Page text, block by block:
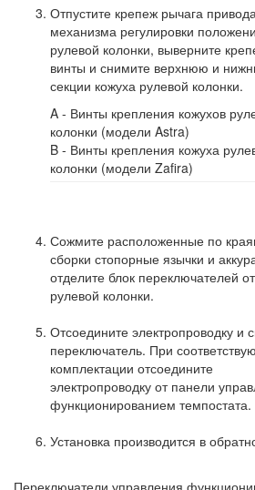
Отпустите крепеж рычага привода
механизма регулировки
рулевой колонки, выверните
винты и снимите верхнюю и
секции кожуха рулевой колонки.
A - Винты крепления кожухов
колонки (модели Astra)
B - Винты крепления кожуха
колонки (модели Zafira)
Сожмите расположенные по
сборки стопорные язычки и
отделите блок переключателей от
рулевой колонки.
Отсоедините электропроводку и
переключатель. При
комплектации отсоедините
электропроводку от панели
функционированием темпостата.
Установка производится в
Переключатели управления